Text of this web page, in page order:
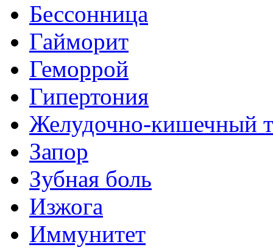
Бессонница
Гайморит
Геморрой
Гипертония
Желудочно-кишечный
Запор
Зубная боль
Изжога
Иммунитет